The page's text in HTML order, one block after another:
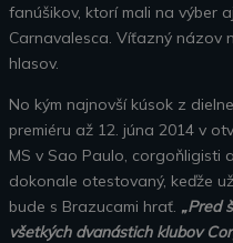
fanúšikov, ktorí mali na výber
Carnavalesca. Víťazný názov
hlasov.
No kým najnovší kúsok z
premiéru až 12. júna 2014 v
MS v Sao Paulo, corgoňligisti
dokonale otestovaný, keďže
bude s Brazucami hrať. „Pred
všetkých dvanástich klubov